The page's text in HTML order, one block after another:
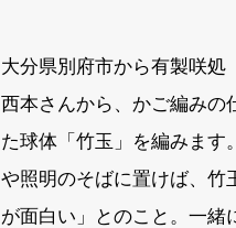
大分県別府市から有製咲処
西本さんから、かご編みの
た球体「竹玉」を編みます
や照明のそばに置けば、竹
が面白い」とのこと。一緒